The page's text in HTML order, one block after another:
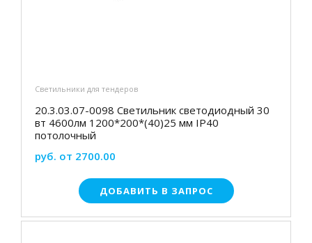
Светильники для тендеров
20.3.03.07-0098 Светильник светодиодный 30
вт 4600лм 1200*200*(40)25 мм IP40
потолочный
руб. от 2700.00
ДОБАВИТЬ В ЗАПРОС